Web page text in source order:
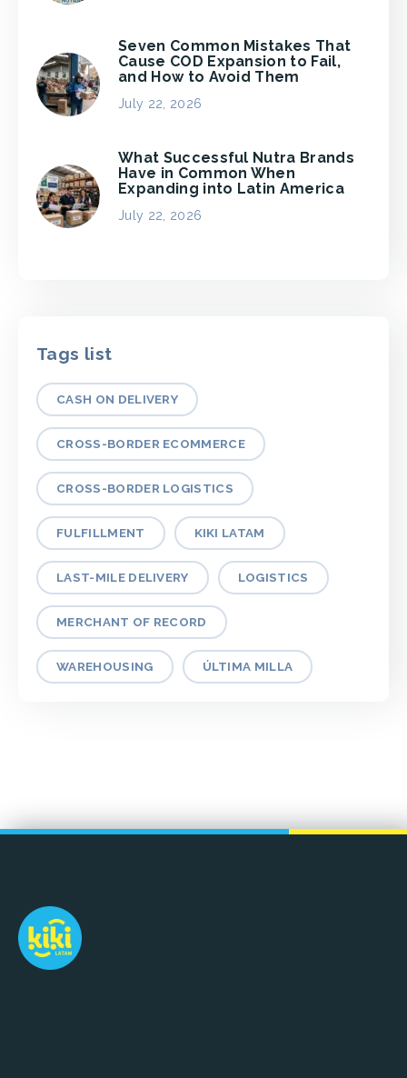
Seven Common Mistakes That
Cause COD Expansion to Fail,
and How to Avoid Them
July 22, 2026
What Successful Nutra Brands
Have in Common When
Expanding into Latin America
July 22, 2026
Tags list
CASH ON DELIVERY
CROSS-BORDER ECOMMERCE
CROSS-BORDER LOGISTICS
FULFILLMENT KIKI LATAM
LAST-MILE DELIVERY LOGISTICS
MERCHANT OF RECORD
WAREHOUSING ÚLTIMA MILLA